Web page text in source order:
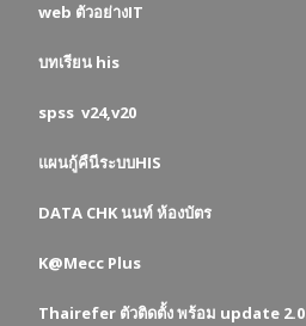
web ตัวอย่างIT
บทเรียน his
spss v24,v20
แผนกู้คืนีระบบHIS
DATA CHK นนท์ ห้องบัตร
K@Mecc Plus
Thairefer ตัวติดตั้ง พร้อม update 2.0